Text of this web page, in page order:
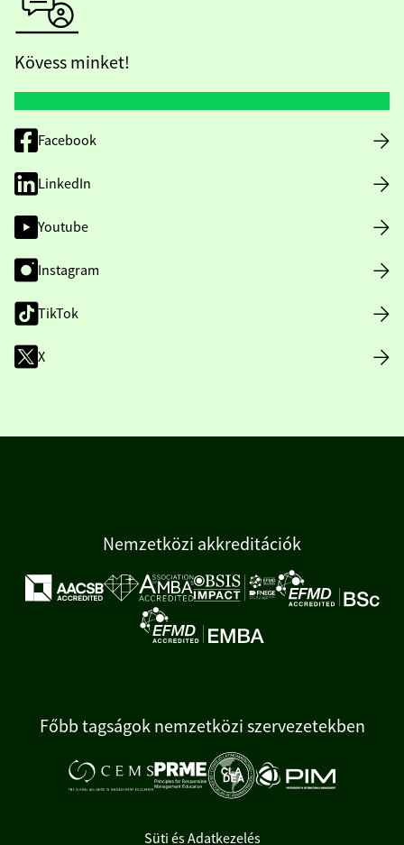
Kövess minket!
Facebook
LinkedIn
Youtube
Instagram
TikTok
X
Nemzetközi akkreditációk
Főbb tagságok nemzetközi szervezetekben
Süti és Adatkezelés